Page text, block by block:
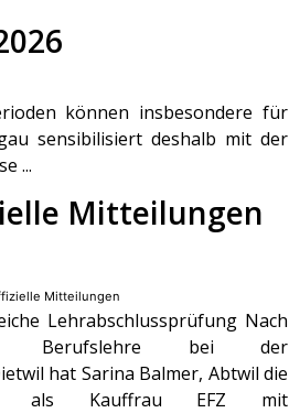
können insbesondere für
sensibilisiert deshalb mit der
...
Mitteilungen
Mitteilungen
Lehrabschlussprüfung Nach
Berufslehre bei der
hat Sarina Balmer, Abtwil die
als Kauffrau EFZ mit